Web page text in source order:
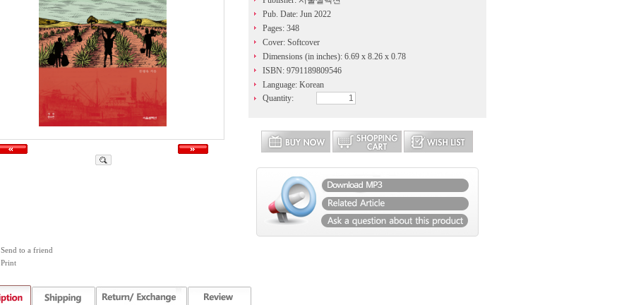
Pub. Date: Jun 2022
Pages: 348
Cover: Softcover
Dimensions (in inches): 6.69 x 8.26 x 0.78
ISBN: 9791189809546
Language: Korean
Quantity:
Send to a friend
Print